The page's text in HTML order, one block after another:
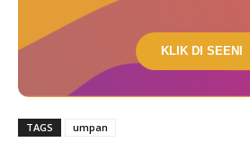
KLIK DI SEENI
TAGS umpan